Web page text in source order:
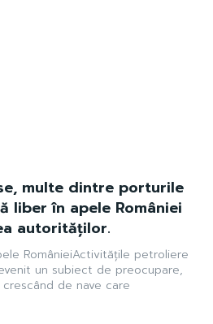
multe dintre porturile
liber în apele României
autorităților.
RomânieiActivitățile petroliere
un subiect de preocupare,
de nave care